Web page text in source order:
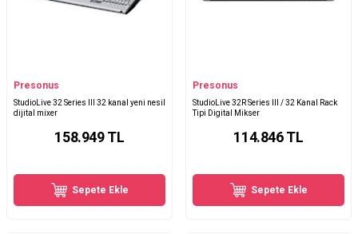
Presonus
StudioLive 32 Series III 32 kanal yeni nesil
dijital mixer
158.949TL
Sepete Ekle
Presonus
StudioLive 32R Series III / 32 Kanal Rack
Tipi Digital Mikser
114.846TL
Sepete Ekle